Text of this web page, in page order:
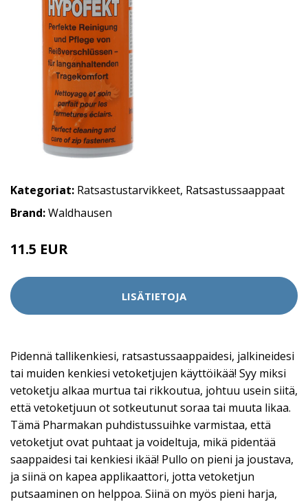
Kategoriat: Ratsastustarvikkeet, Ratsastussaappaat
Brand:Waldhausen
11.5 EUR
LISÄTIETOJA
Pidennä tallikenkiesi, ratsastussaappaidesi, jalkineidesi
tai muiden kenkiesi vetoketjujen käyttöikää! Syy miksi
vetoketju alkaa murtua tai rikkoutua, johtuu usein siitä,
että vetoketjuun ot sotkeutunut soraa tai muuta likaa.
Tämä Pharmakan puhdistussuihke varmistaa, että
vetoketjut ovat puhtaat ja voideltuja, mikä pidentää
saappaidesi tai kenkiesi ikää! Pullo on pieni ja joustava,
ja siinä on kapea applikaattori, jotta vetoketjun
putsaaminen on helppoa. Siinä on myös pieni harja,